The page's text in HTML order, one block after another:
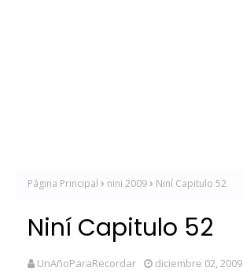
Página Principal nini 2009 Niní Capitulo 52
Niní Capitulo 52
UnAñoParaRecordar diciembre 02, 2009